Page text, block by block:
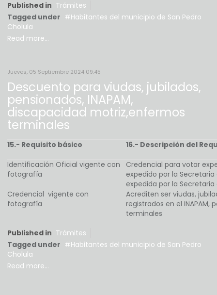
Published in Trámites
Tagged under
Habitantes del municipio de San Pedro
Cholula
Read more...
Jueves, 05 Septiembre 2024 09:45
Descuento para viudas, jubilados,
pensionados, INAPAM,
discapacidad motriz,enfermos
terminales
15.- Requisito básico 16.- Descripción del
Identificación Oficial vigente con
fotografía
Credencial para votar
expedido por la Secretaria
expedida por la
Credencial vigente con
fotografía
Acrediten ser viudas,
registrados en el
terminales
Published in Trámites
Tagged under
Habitantes del municipio de San Pedro
Cholula
Read more...